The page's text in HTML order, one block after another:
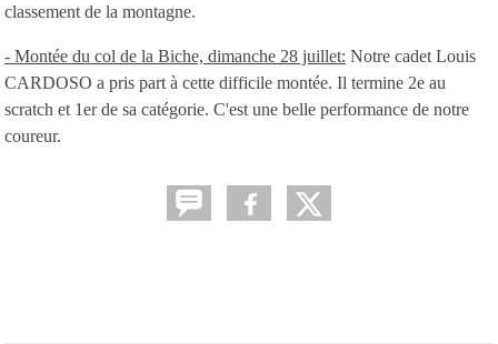
classement de la montagne.
- Montée du col de la Biche, dimanche 28 juillet: Notre cadet Louis
CARDOSO a pris part à cette difficile montée. Il termine 2e au
scratch et 1er de sa catégorie. C'est une belle performance de notre
coureur.